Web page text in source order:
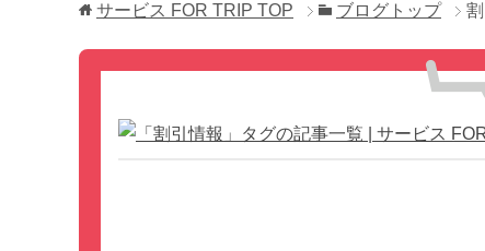
サービス FOR TRIP TOP ブログトップ